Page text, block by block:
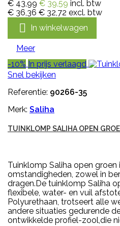
€ 43,99 € 39,59 incl. btw
€ 36,36 € 32,72 excl. btw
 In winkelwagen
Meer
-10% In prijs verlaagd
Snel bekijken
Referentie: 90266-35
Merk: Saliha
TUINKLOMP SALIHA OPEN
Tuinklomp Saliha open
omstandigheden, zowel in
dragen.De tuinklomp Saliha
flexibele, water- en vuil
Polyurethaan, trotseert alle
andere situaties gedurende
ontwikkelde profiel-zool,die